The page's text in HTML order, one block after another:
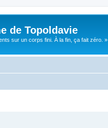
de Topoldavie
sur un corps fini. À la fin, ça fait zéro. »